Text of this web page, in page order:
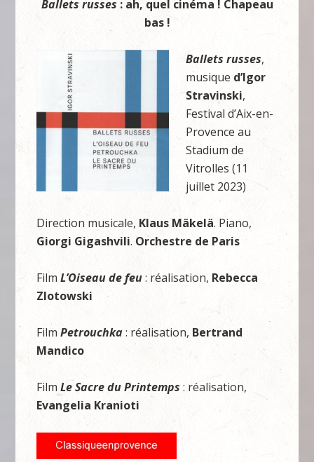
Ballets russes : ah, quel cinéma ! Chapeau
bas !
Ballets russes,
musiqued’Igor
Stravinski,
Festival d’Aix-en-
Provence au
Stadium de
Vitrolles (11
juillet 2023)
Direction musicale, Klaus Mäkelä. Piano,
Giorgi Gigashvili. Orchestre de Paris
FilmL’Oiseau de feu: réalisation, Rebecca
Zlotowski
FilmPetrouchka: réalisation, Bertrand
Mandico
FilmLe Sacre du Printemps : réalisation,
Evangelia Kranioti